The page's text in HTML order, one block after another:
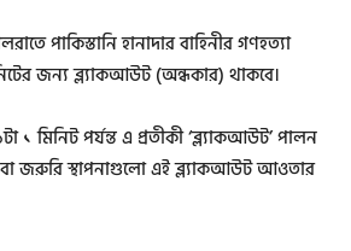
পাকিস্তানি হানাদার বাহিনীর গণহত্যা
জন্য ব্ল্যাকআউট (অন্ধকার) থাকবে।
১ মিনিট পর্যন্ত এ প্রতীকী ‘ব্ল্যাকআউট’ পালন
জরুরি স্থাপনাগুলো এই ব্ল্যাকআউট আওতার